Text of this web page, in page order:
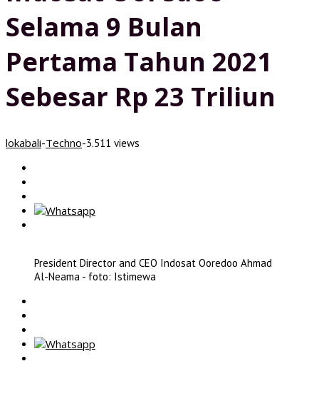
Selama 9 Bulan
Pertama Tahun 2021
Sebesar Rp 23 Triliun
lokabali-Techno-3.511 views
President Director and CEO Indosat Ooredoo Ahmad
Al-Neama - foto: Istimewa